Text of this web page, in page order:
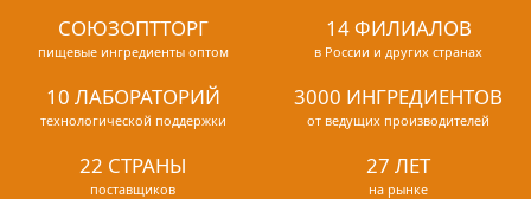
СОЮЗОПТТОРГ
пищевые ингредиенты оптом
14 ФИЛИАЛОВ
в России и других странах
10 ЛАБОРАТОРИЙ
технологической поддержки
3000 ИНГРЕДИЕНТОВ
от ведущих производителей
22 СТРАНЫ
поставщиков
27 ЛЕТ
на рынке